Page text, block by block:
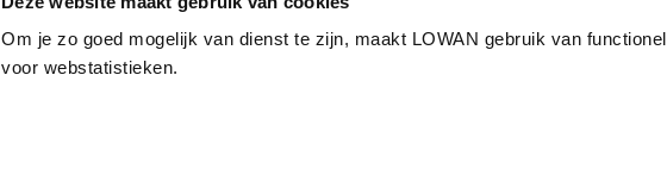
Om je zo goed mogelijk van dienst te zijn, maakt LOWAN gebruik van
voor webstatistieken.